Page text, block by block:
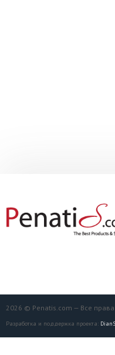
2026 © Penatis.com — Все
Разработка и поддержка проекта: